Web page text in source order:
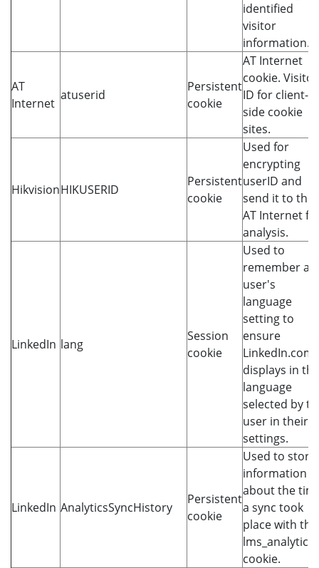
identified
visitor
information.
AT
Internet
atuserid
Persistent
cookie
AT Internet
cookie. Visitor
ID for client-
side cookie
sites.
HikvisionHIKUSERID
Persistent
cookie
Used for
encrypting
userID and
send it to the
AT Internet
analysis.
LinkedIn lang
Session
cookie
Used to
remember a
user's
language
setting to
ensure
LinkedIn.com
displays in the
language
selected by
user in their
settings.
LinkedIn AnalyticsSyncHistory
Persistent
cookie
Used to store
information
about the
a sync took
place with the
lms_analytics
cookie.